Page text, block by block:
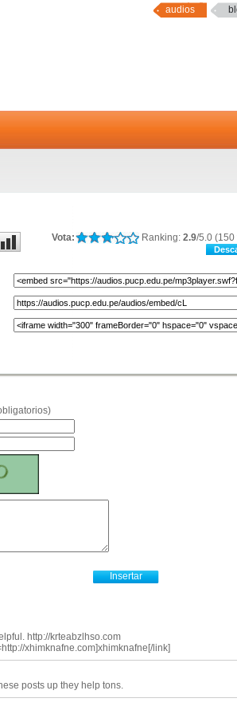
audios
Vota: Ranking: 2.9/5.0 (150
http://krteabzlhso.com
xhimknafne.com]xhimknafne[/link]
posts up they help tons.